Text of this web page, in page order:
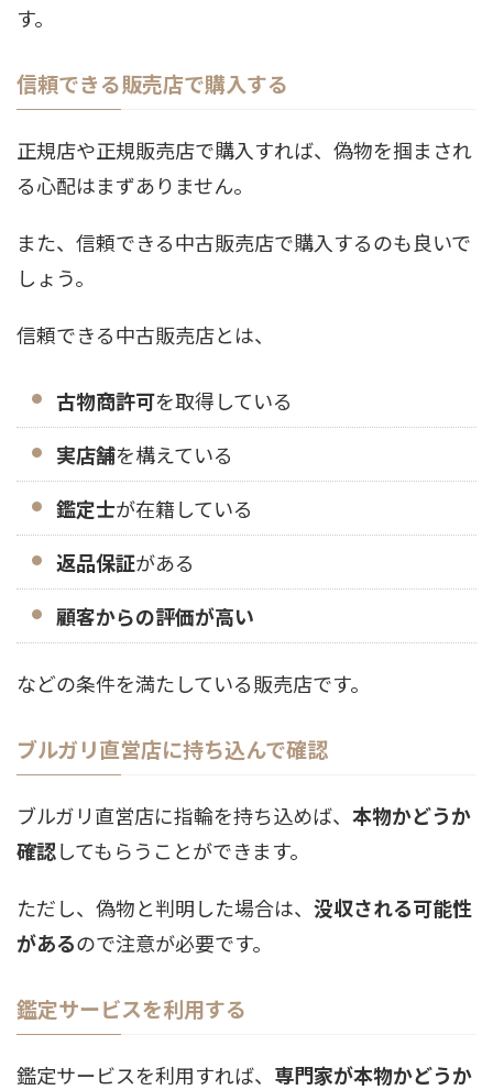
す。
信頼できる販売店で購入する
正規店や正規販売店で購入すれば、偽物を掴まされ
る心配はまずありません。
また、信頼できる中古販売店で購入するのも良いで
しょう。
信頼できる中古販売店とは、
古物商許可を取得している
実店舗を構えている
鑑定士が在籍している
返品保証がある
顧客からの評価が高い
などの条件を満たしている販売店です。
ブルガリ直営店に持ち込んで確認
ブルガリ直営店に指輪を持ち込めば、 本物かどうか
確認してもらうことができます。
ただし、偽物と判明した場合は、 没収される可能性
があるので注意が必要です。
鑑定サービスを利用する
鑑定サービスを利用すれば、 専門家が本物かどうか